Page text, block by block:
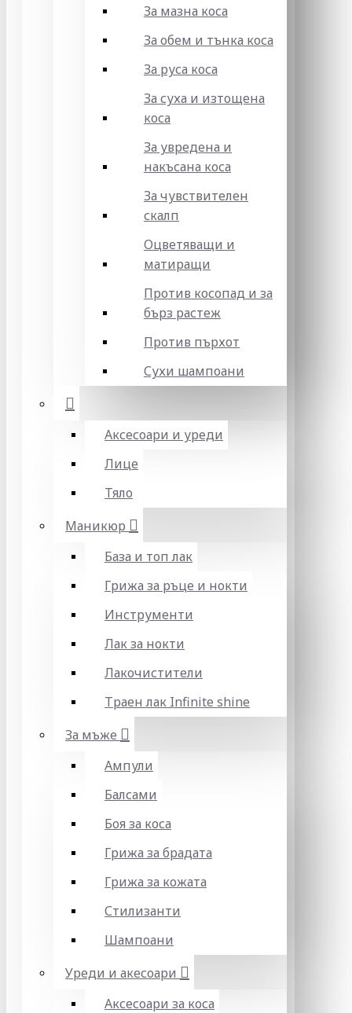
За мазна коса
За обем и тънка коса
За руса коса
За суха и изтощена
коса
За увредена и
накъсана коса
За чувствителен
скалп
Оцветяващи и
матиращи
Против косопад и за
бърз растеж
Против пърхот
Сухи шампоани
Аксесоари и уреди
Лице
Тяло
Маникюр
База и топ лак
Грижа за ръце и нокти
Инструменти
Лак за нокти
Лакочистители
Траен лак Infinite shine
За мъже
Ампули
Балсами
Боя за коса
Грижа за брадата
Грижа за кожата
Стилизанти
Шампоани
Уреди и акесоари
Аксесоари за коса